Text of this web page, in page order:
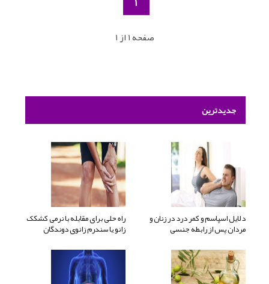
صفحه 1 از 1
جدیدترین
دلایل اسپاسم و کمر درد در زنان و
مردان پس از رابطه جنسی
راه حلی برای مقابله با نرمی کشکک
زانو یا سندرم زانوی دوندگان